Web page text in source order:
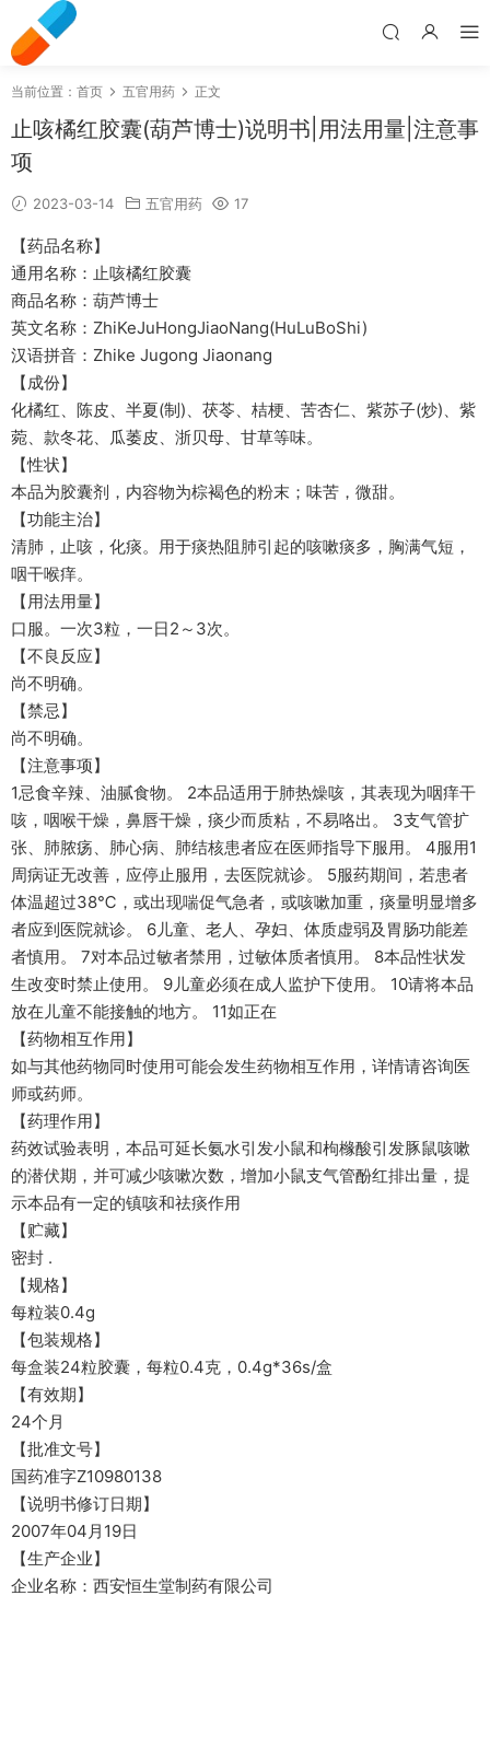
当前位置： 首页 五官用药 正文
止咳橘红胶囊(葫芦博士)说明书|用法用量|注意事
项
2023-03-14 五官用药 17
【药品名称】
通用名称：止咳橘红胶囊
商品名称：葫芦博士
英文名称：ZhiKeJuHongJiaoNang(HuLuBoShi)
汉语拼音：Zhike Jugong Jiaonang
【成份】
化橘红、陈皮、半夏(制)、茯苓、桔梗、苦杏仁、紫苏子(炒)、紫
菀、款冬花、瓜萎皮、浙贝母、甘草等味。
【性状】
本品为胶囊剂，内容物为棕褐色的粉末；味苦，微甜。
【功能主治】
清肺，止咳，化痰。用于痰热阻肺引起的咳嗽痰多，胸满气短，
咽干喉痒。
【用法用量】
口服。一次3粒，一日2～3次。
【不良反应】
尚不明确。
【禁忌】
尚不明确。
【注意事项】
1忌食辛辣、油腻食物。 2本品适用于肺热燥咳，其表现为咽痒干
咳，咽喉干燥，鼻唇干燥，痰少而质粘，不易咯出。 3支气管扩
张、肺脓疡、肺心病、肺结核患者应在医师指导下服用。 4服用1
周病证无改善，应停止服用，去医院就诊。 5服药期间，若患者
体温超过38℃，或出现喘促气急者，或咳嗽加重，痰量明显增多
者应到医院就诊。 6儿童、老人、孕妇、体质虚弱及胃肠功能差
者慎用。 7对本品过敏者禁用，过敏体质者慎用。 8本品性状发
生改变时禁止使用。 9儿童必须在成人监护下使用。 10请将本品
放在儿童不能接触的地方。 11如正在
【药物相互作用】
如与其他药物同时使用可能会发生药物相互作用，详情请咨询医
师或药师。
【药理作用】
药效试验表明，本品可延长氨水引发小鼠和枸橼酸引发豚鼠咳嗽
的潜伏期，并可减少咳嗽次数，增加小鼠支气管酚红排出量，提
示本品有一定的镇咳和祛痰作用
【贮藏】
密封 .
【规格】
每粒装0.4g
【包装规格】
每盒装24粒胶囊，每粒0.4克，0.4g*36s/盒
【有效期】
24个月
【批准文号】
国药准字Z10980138
【说明书修订日期】
2007年04月19日
【生产企业】
企业名称：西安恒生堂制药有限公司